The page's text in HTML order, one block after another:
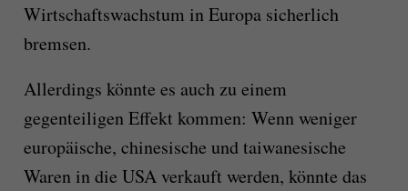
Wirtschaftswachstum in Europa sicherlich
bremsen.
Allerdings könnte es auch zu einem
gegenteiligen Effekt kommen: Wenn weniger
europäische, chinesische und taiwanesische
Waren in die USA verkauft werden, könnte das